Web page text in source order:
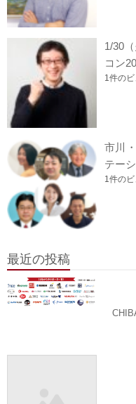
1/30
コン
1件のビ
市川
テー
1件のビ
最近の投稿